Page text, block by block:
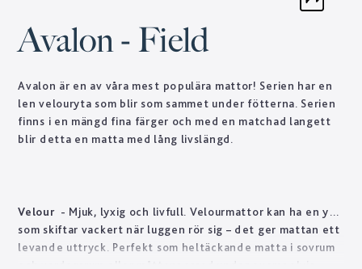
Avalon - Field
Avalon är en av våra mest populära mattor! Serien har en
len velouryta som blir som sammet under fötterna. Serien
finns i en mängd fina färger och med en matchad langett
blir detta en matta med lång livslängd.
Velour - Mjuk, lyxig och livfull. Velourmattor kan ha en yta
som skiftar vackert när luggen rör sig – det ger mattan ett
levande uttryck. Perfekt som heltäckande matta i sovrum